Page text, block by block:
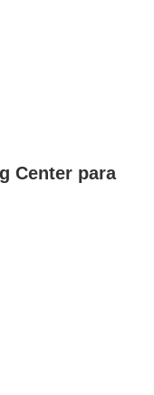
Center para